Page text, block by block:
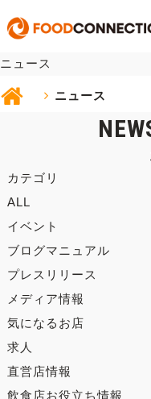
NEWS
ニュース
ニュース
カテゴリ
ALL
イベント
ブログマニュアル
プレスリリース
メディア情報
気になるお店
求人
直営店情報
飲食店お役立ち情報